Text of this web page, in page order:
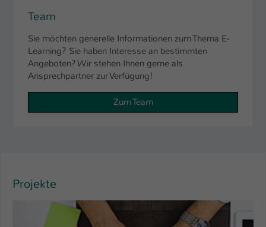
Team
Sie möchten generelle Informationen zum Thema E-
Learning? Sie haben Interesse an bestimmten
Angeboten? Wir stehen Ihnen gerne als
Ansprechpartner zur Verfügung!
Zum Team
Projekte